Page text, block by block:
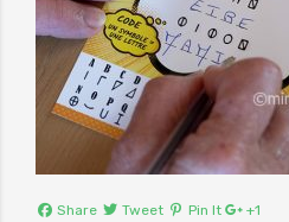
Share Tweet Pin It +1